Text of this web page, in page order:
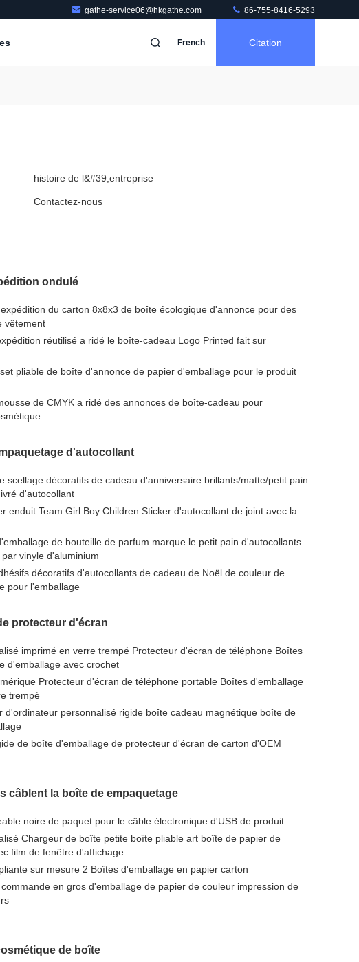
gathe-service06@hkgathe.com 86-755-8416-5293
French Citation
histoire de l&#39;entreprise
Contactez-nous
ondulé
du carton 8x8x3 de boîte écologique d'annonce pour des
vêtement
réutilisé a ridé le boîte-cadeau Logo Printed fait sur
pliable de boîte d'annonce de papier d'emballage pour le produit
de CMYK a ridé des annonces de boîte-cadeau pour
d'autocollant
scellage décoratifs de cadeau d'anniversaire brillants/matte/petit pain
d'autocollant
enduit Team Girl Boy Children Sticker d'autocollant de joint avec la
de bouteille de parfum marque le petit pain d'autocollants
vinyle d'aluminium
décoratifs d'autocollants de cadeau de Noël de couleur de
pour l'emballage
protecteur d'écran
imprimé en verre trempé Protecteur d'écran de téléphone Boîtes
d'emballage avec crochet
Protecteur d'écran de téléphone portable Boîtes d'emballage
trempé
d'ordinateur personnalisé rigide boîte cadeau magnétique boîte de
de boîte d'emballage de protecteur d'écran de carton d'OEM
câblent la boîte de empaquetage
noire de paquet pour le câble électronique d'USB de produit
Chargeur de boîte petite boîte pliable art boîte de papier de
film de fenêtre d'affichage
sur mesure 2 Boîtes d'emballage en papier carton
en gros d'emballage de papier de couleur impression de
de boîte